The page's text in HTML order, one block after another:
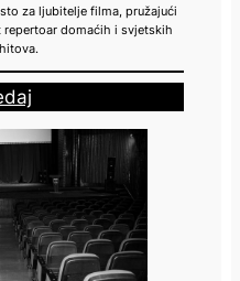
za ljubitelje filma, pružajući
domaćih i svjetskih